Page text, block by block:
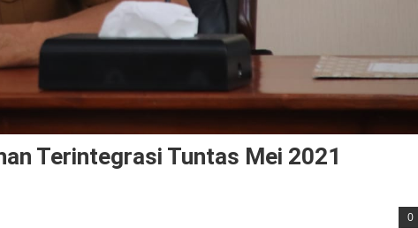
Terintegrasi Tuntas Mei 2021
0